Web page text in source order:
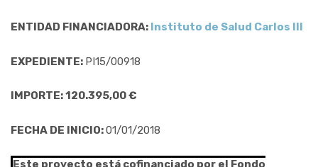
ENTIDAD FINANCIADORA: Instituto de Salud Carlos III
EXPEDIENTE: PI15/00918
IMPORTE: 120.395,00 €
FECHA DE INICIO:01/01/2018
Este proyecto está cofinanciado por el Fondo